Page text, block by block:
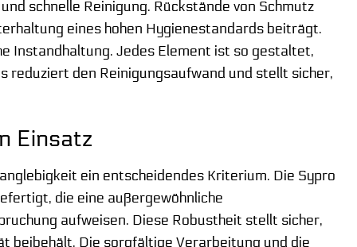
schnelle Reinigung. Rückstände von Schmutz
eines hohen Hygienestandards beiträgt.
Instandhaltung. Jedes Element ist so gestaltet,
reduziert den Reinigungsaufwand und stellt sicher,
Einsatz
ein entscheidendes Kriterium. Die Sypro
die eine außergewöhnliche
aufweisen. Diese Robustheit stellt sicher,
beibehält. Die sorgfältige Verarbeitung und die